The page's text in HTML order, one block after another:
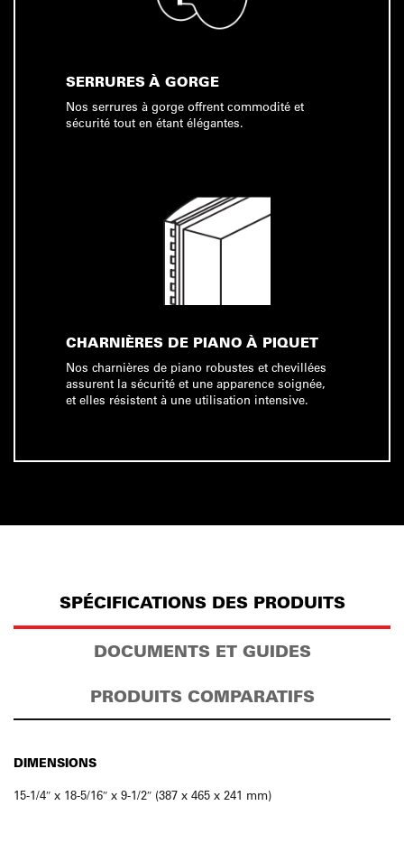
SERRURES À GORGE
Nos serrures à gorge offrent commodité et
sécurité tout en étant élégantes.
CHARNIÈRES DE PIANO À PIQUET
Nos charnières de piano robustes et chevillées
assurent la sécurité et une apparence soignée,
et elles résistent à une utilisation intensive.
SPÉCIFICATIONS DES PRODUITS
DOCUMENTS ET GUIDES
PRODUITS COMPARATIFS
DIMENSIONS
15-1/4″ x 18-5/16″ x 9-1/2″ (387 x 465 x 241 mm)